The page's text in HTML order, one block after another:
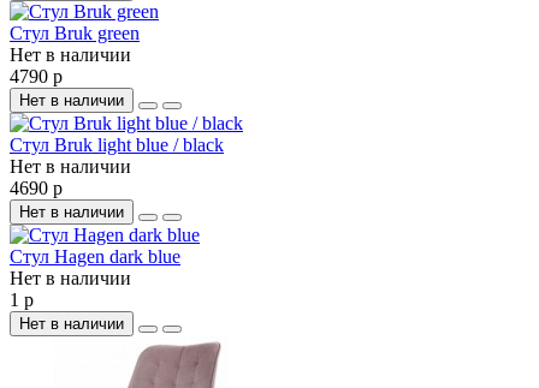
Стул Bruk green
Нет в наличии
4790 р
Нет в наличии
Стул Bruk light blue / black
Нет в наличии
4690 р
Нет в наличии
Стул Hagen dark blue
Нет в наличии
1 р
Нет в наличии